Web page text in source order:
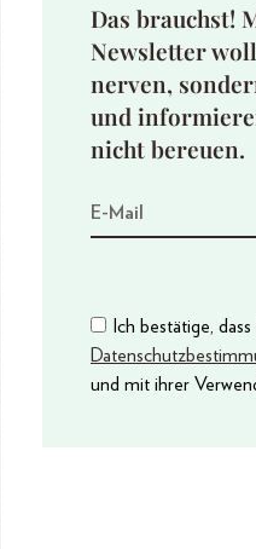
Das brauchst!
Newsletter
nerven,
und
nicht bereuen.
Ich bestätige,
und mit ihrer